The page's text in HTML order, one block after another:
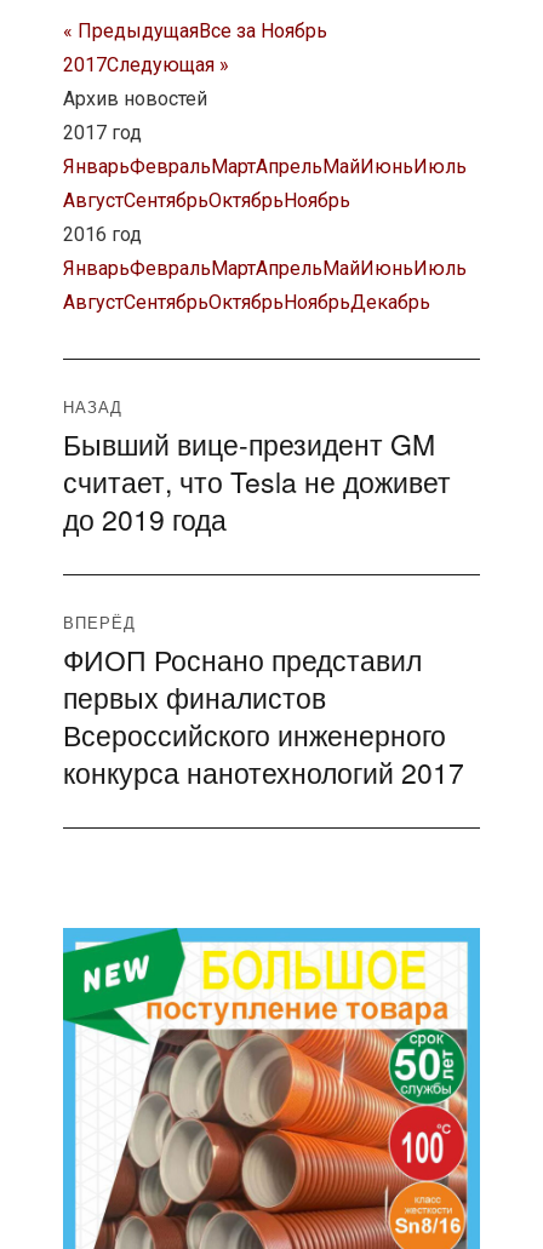
« ПредыдущаяВсе за Ноябрь
2017Следующая »
Архив новостей
2017 год
ЯнварьФевраль МартАпрель МайИюнь Июль
АвгустСентябрьОктябрь Ноябрь
2016 год
ЯнварьФевраль МартАпрель МайИюнь Июль
АвгустСентябрьОктябрь НоябрьДекабрь
Навигация
по
записям
НАЗАД
Предыдущая
запись:
Бывший вице-президент GM
считает, что Tesla не доживет
до 2019 года
ВПЕРЁД
Следующая
запись:
ФИОП Роснано представил
первых финалистов
Всероссийского инженерного
конкурса нанотехнологий 2017